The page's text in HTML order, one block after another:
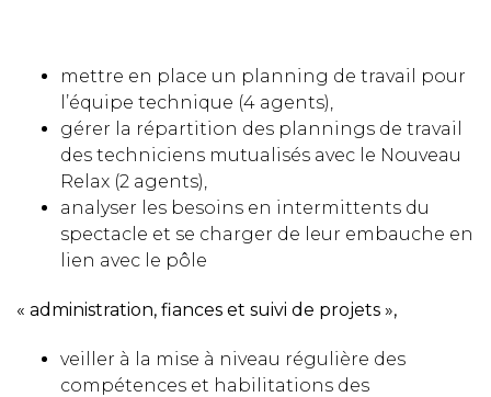
mettre en place un planning de travail pour
l’équipe technique (4 agents),
gérer la répartition des plannings de travail
des techniciens mutualisés avec le Nouveau
Relax (2 agents),
analyser les besoins en intermittents du
spectacle et se charger de leur embauche en
lien avec le pôle
« administration, fiances et suivi de projets »,
veiller à la mise à niveau régulière des
compétences et habilitations des